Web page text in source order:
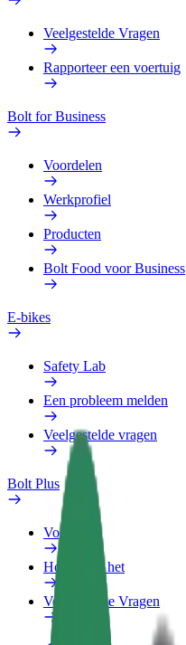
Veelgestelde Vragen
Rapporteer een voertuig
Bolt for Business
Voordelen
Werkprofiel
Producten
Bolt Food voor Business
E-bikes
Safety Lab
Een probleem melden
Veelgestelde vragen
Bolt Plus
Voordelen
Hoe werkt het
Veelgestelde Vragen